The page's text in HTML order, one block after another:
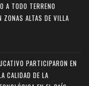
A TODO TERRENO
ZONAS ALTAS DE VILLA
PARTICIPARON EN
CALIDAD DE LA